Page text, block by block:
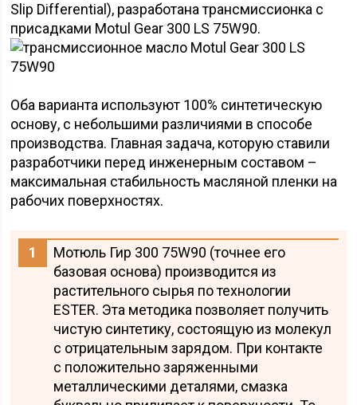
Slip Differential), разработана трансмиссионка с
присадками Motul Gear 300 LS 75W90.
Оба варианта используют 100% синтетическую
основу, с небольшими различиями в способе
производства. Главная задача, которую ставили
разработчики перед инженерным составом –
максимальная стабильность масляной пленки на
рабочих поверхностях.
Мотюль Гир 300 75W90 (точнее его
базовая основа) производится из
растительного сырья по технологии
ESTER. Эта методика позволяет получить
чистую синтетику, состоящую из молекул
с отрицательным зарядом. При контакте
с положительно заряженными
металлическими деталями, смазка